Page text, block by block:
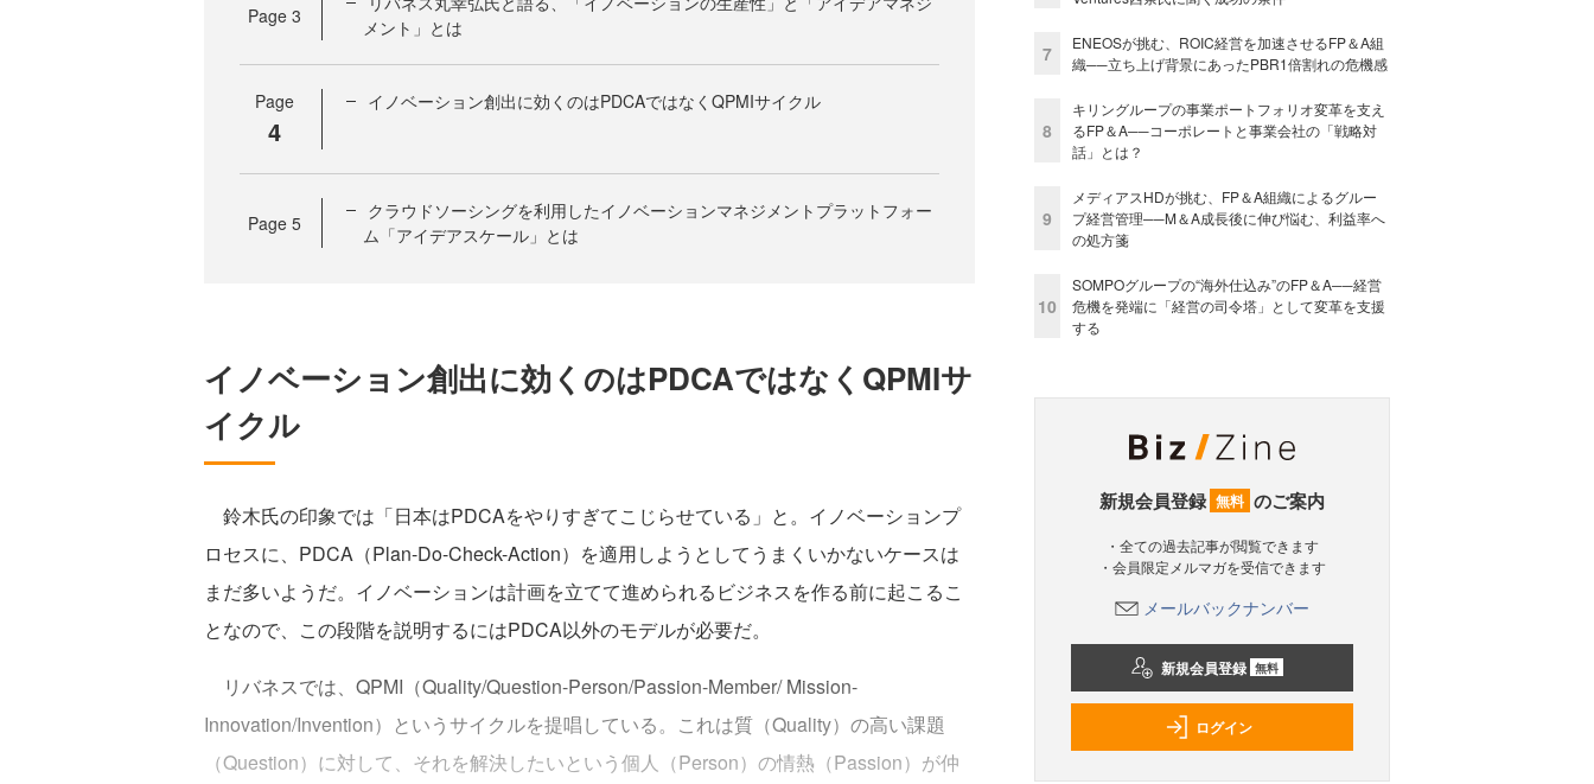
Page 3
メント」とは
Page
4
イノベーション創出に効くのはPDCAではなくQPMIサイクル
Page 5
クラウドソーシングを利用したイノベーションマネジメントプラットフォー
ム「アイデアスケール」とは
イノベーション創出に効くのはPDCAではなくQPMIサ
イクル
鈴木氏の印象では「日本はPDCAをやりすぎてこじらせている」と。イノベーションプ
ロセスに、PDCA（Plan-Do-Check-Action）を適用しようとしてうまくいかないケースは
まだ多いようだ。イノベーションは計画を立てて進められるビジネスを作る前に起こるこ
となので、この段階を説明するにはPDCA以外のモデルが必要だ。
リバネスでは、QPMI（Quality/Question-Person/Passion-Member/ Mission-
Innovation/Invention）というサイクルを提唱している。これは質（Quality）の高い課題
（Question）に対して、それを解決したいという個人（Person）の情熱（Passion）が仲
7
ENEOSが挑む、ROIC経営を加速させるFP＆A組
織──立ち上げ背景にあったPBR1倍割れの危機感
8
キリングループの事業ポートフォリオ変革を支え
るFP＆A──コーポレートと事業会社の「戦略対
話」とは？
9
メディアスHDが挑む、FP＆A組織によるグルー
プ経営管理──M＆A成長後に伸び悩む、利益率へ
の処方箋
10
SOMPOグループの“海外仕込み”のFP＆A──経営
危機を発端に「経営の司令塔」として変革を支援
する
新規会員登録 無料 のご案内
・全ての過去記事が閲覧できます
・会員限定メルマガを受信できます
メールバックナンバー
新規会員登録 無料
ログイン